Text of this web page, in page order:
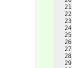
21
22
23
24
25
26
27
28
29